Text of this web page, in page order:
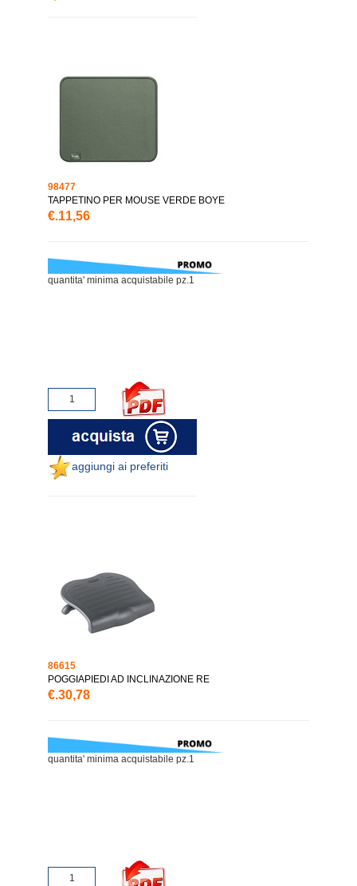
98477
TAPPETINO PER MOUSE VERDE BOYE
€.11,56
quantita' minima acquistabile pz.1
aggiungi ai preferiti
86615
POGGIAPIEDI AD INCLINAZIONE RE
€.30,78
quantita' minima acquistabile pz.1